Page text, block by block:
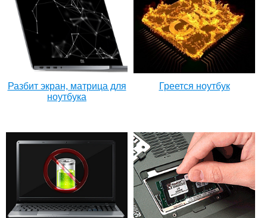
Разбит экран, матрица для
ноутбука
Греется ноутбук